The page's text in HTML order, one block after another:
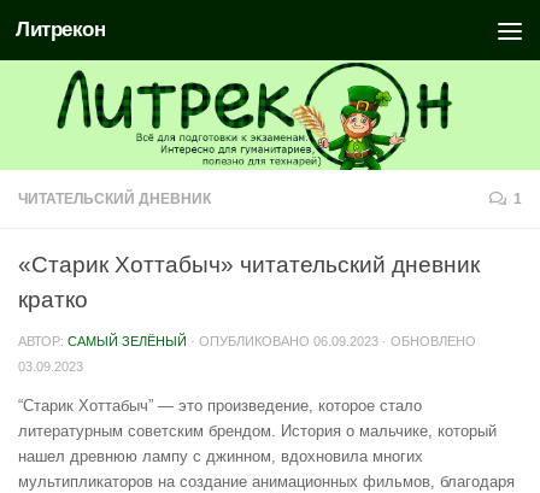
Литрекон
ЧИТАТЕЛЬСКИЙ ДНЕВНИК 1
«Старик Хоттабыч» читательский дневник
кратко
АВТОР: САМЫЙ ЗЕЛЁНЫЙ · ОПУБЛИКОВАНО 06.09.2023 · ОБНОВЛЕНО
03.09.2023
“Старик Хоттабыч” — это произведение, которое стало
литературным советским брендом. История о мальчике, который
нашел древнюю лампу с джинном, вдохновила многих
мультипликаторов на создание анимационных фильмов, благодаря